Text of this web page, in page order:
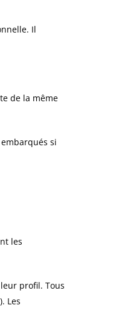
Il
de la même
si
les
profil. Tous
Les